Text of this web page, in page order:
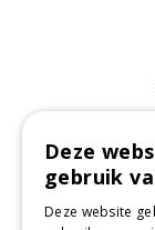
Deze
gebruik
Deze website